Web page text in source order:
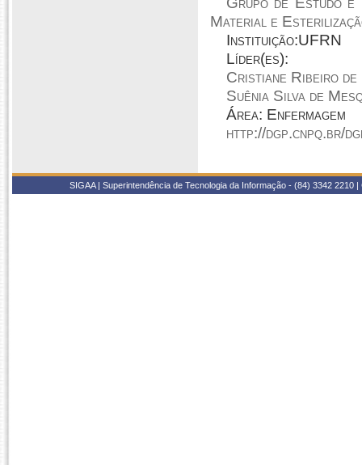
Material e
Instituição:UFRN
Líder(es):
Cristiane Ribeiro
Suênia Silva de
Área: Enfermagem
http://dgp.cnpq.br/
SIGAA | Superintendência de Tecnologia da Informação - (84) 3342